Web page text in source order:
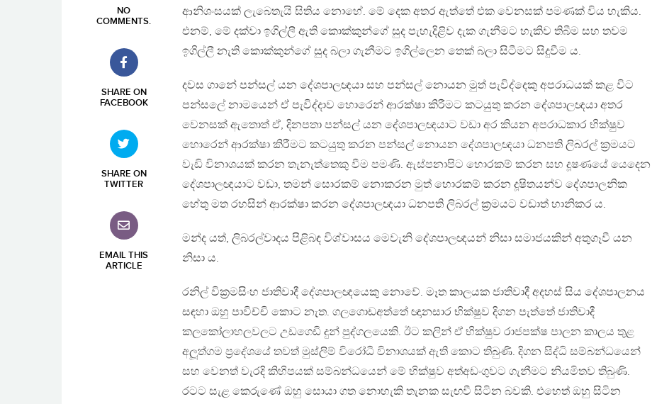
NO
COMMENTS.
SHARE ON
FACEBOOK
SHARE ON
TWITTER
EMAIL THIS
ARTICLE
ආනිශංසයක් ලැබෙතැයි සිතිය නොහේ. මේ දෙක අතර ඇත්තේ එක වෙනසක් පමණක් විය හැකිය.
එනම්, මේ දක්වා ඉගිල්ලී ඇති කොක්කුන්ගේ සුද පැහැදිළිව දැක ගැනීමට හැකිව තිබීම සහ තවම
ඉගිල්ලී නැති කොක්කුන්ගේ සුද බලා ගැනීමට ඉගිල්ලෙන තෙක් බලා සිටීමට සිදුවීම ය.
දවස ගානේ පන්සල් යන දේශපාලඥයා සහ පන්සල් නොයන මුත් පැවිද්දෙකු අපරාධයක් කළ විට
පන්සලේ නාමයෙන් ඒ පැවිද්දාව හොරෙන් ආරක්ෂා කිරීමට කටයුතු කරන දේශපාලඥයා අතර
වෙනසක් ඇතොත් ඒ, දිනපතා පන්සල් යන දේශපාලඥයාට වඩා අර කියන අපරාධකාර භික්ෂුව
හොරෙන් ආරක්ෂා කිරීමට කටයුතු කරන පන්සල් නොයන දේශපාලඥයා ධනපති ලිබරල් ක‍්‍රමයට
වැඩි විනාශයක් කරන තැනැත්තෙකු වීම පමණි. ඇස්පනාපිට හොරකම් කරන සහ දූෂණයේ යෙදෙන
දේශපාලඥයාට වඩා, තමන් සොරකම් නොකරන මුත් හොරකම් කරන දූෂිතයන්ව දේශපාලනික
හේතු මත රහසින් ආරක්ෂා කරන දේශපාලඥයා ධනපති ලිබරල් ක‍්‍රමයට වඩාත් හානිකර ය.
මන්ද යත්, ලිබරල්වාදය පිළිබඳ විශ්වාසය මෙවැනි දේශපාලඥයන් නිසා සමාජයකින් අතුගෑවී යන
නිසා ය.
රනිල් වික‍්‍රමසිංහ ජාතිවාදී දේශපාලඥයෙකු නොවේ. මෑත කාලයක ජාතිවාදී අදහස් සිය දේශපාලනය
සඳහා ඔහු පාවිච්චි කොට නැත. ගලගොඩඅත්තේ ඥානසාර භික්ෂුව දිගන පැත්තේ ජාතිවාදී
කලකෝලාහලවලට උඩගෙඩි දුන් පුද්ගලයෙකි. ඊට කලින් ඒ භික්ෂුව රාජපක්ෂ පාලන කාලය තුළ
අලූත්ගම ප‍්‍රදේශයේ තවත් මුස්ලිම් විරෝධී විනාශයක් ඇති කොට තිබුණි. දිගන සිද්ධි සම්බන්ධයෙන්
සහ වෙනත් වැරදි කිහිපයක් සම්බන්ධයෙන් මේ භික්ෂුව අත්අඩංගුවට ගැනීමට නියමිතව තිබුණි.
රටට සැළ කෙරුණේ ඔහු සොයා ගත නොහැකි තැනක සැඟවී සිටින බවකි. එහෙත් ඔහු සිටින